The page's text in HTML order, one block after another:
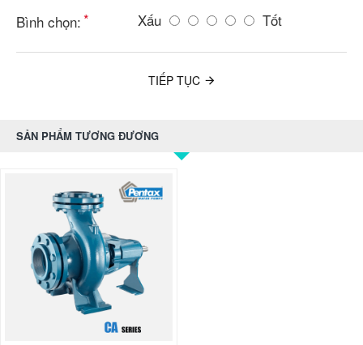
Bình chọn:
Xấu Tốt
TIẾP TỤC
SẢN PHẨM TƯƠNG ĐƯƠNG